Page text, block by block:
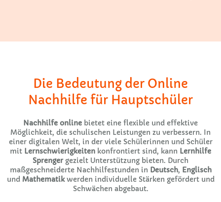
Die Bedeutung der Online
Nachhilfe für Hauptschüler
Nachhilfe online bietet eine flexible und effektive
Möglichkeit, die schulischen Leistungen zu verbessern. In
einer digitalen Welt, in der viele Schülerinnen und Schüler
mit Lernschwierigkeiten konfrontiert sind, kann Lernhilfe
Sprengergezielt Unterstützung bieten. Durch
maßgeschneiderte Nachhilfestunden in Deutsch, Englisch
und Mathematikwerden individuelle Stärken gefördert und
Schwächen abgebaut.